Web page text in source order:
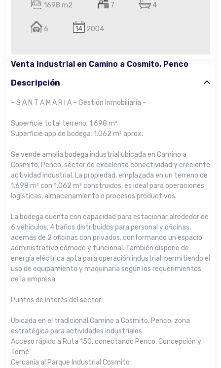
1698 m2 7 4
6 2004
Venta Industrial en Camino a Cosmito, Penco
Descripción
– S A N T A M A R I A – Gestión Inmobiliaria –
Superficie total terreno: 1.698 m²
Superficie app de bodega: 1.062 m² aprox.
Se vende amplia bodega industrial ubicada en Camino a
Cosmito, Penco, sector de excelente conectividad y creciente
actividad industrial. La propiedad, emplazada en un terreno de
1.698 m² con 1.062 m² construidos, es ideal para operaciones
logísticas, almacenamiento o procesos productivos.
La bodega cuenta con capacidad para estacionar alrededor de
6 vehículos, 4 baños distribuidos para personal y oficinas,
además de 2 oficinas con privados, conformando un espacio
administrativo cómodo y funcional. También dispone de
energía eléctrica apta para operación industrial, permitiendo el
uso de equipamiento y maquinaria según los requerimientos
de la empresa.
Puntos de interés del sector:
Ubicada en el tradicional Camino a Cosmito, Penco, zona
estratégica para actividades industriales
Acceso rápido a Ruta 150, conectando Penco, Concepción y
Tomé
Cercanía al Parque Industrial Cosmito